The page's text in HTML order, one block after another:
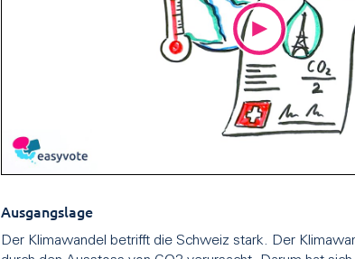
Ausgangslage
Der Klimawandel betrifft die Schweiz stark. Der